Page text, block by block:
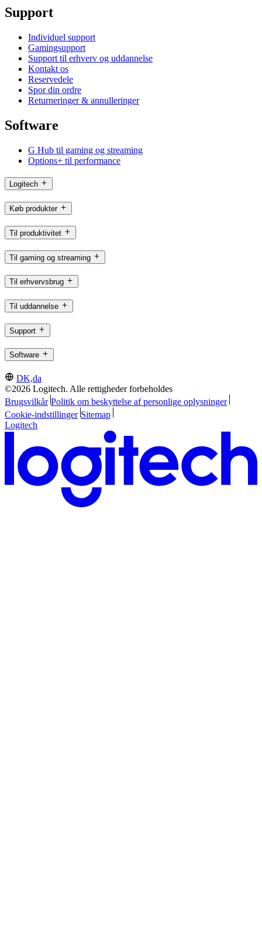
Support
Individuel support
Gamingsupport
Support til erhverv og uddannelse
Kontakt os
Reservedele
Spor din ordre
Returneringer & annulleringer
Software
G Hub til gaming og streaming
Options+ til performance
Logitech
Køb produkter
Til produktivitet
Til gaming og streaming
Til erhvervsbrug
Til uddannelse
Support
Software
DK,da
©2026 Logitech. Alle rettigheder forbeholdes
Brugsvilkår Politik om beskyttelse af personlige oplysninger
Cookie-indstillinger Sitemap
Logitech